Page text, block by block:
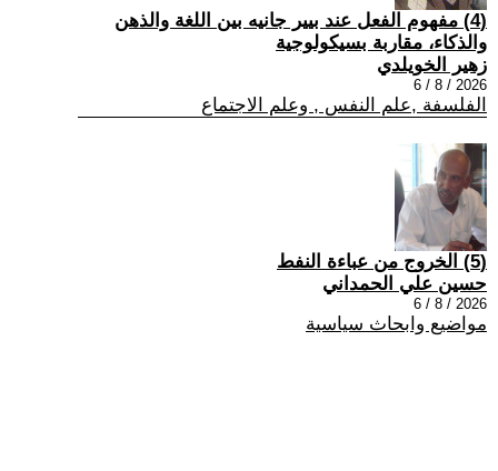
(4) مفهوم الفعل عند بيير جانيه بين اللغة والذهن
والذكاء، مقاربة بسيكولوجية
زهير الخويلدي
2026 / 8 / 6
الفلسفة ,علم النفس , وعلم الاجتماع
(5) الخروج من عباءة النفط
حسين علي الحمداني
2026 / 8 / 6
مواضيع وابحاث سياسية